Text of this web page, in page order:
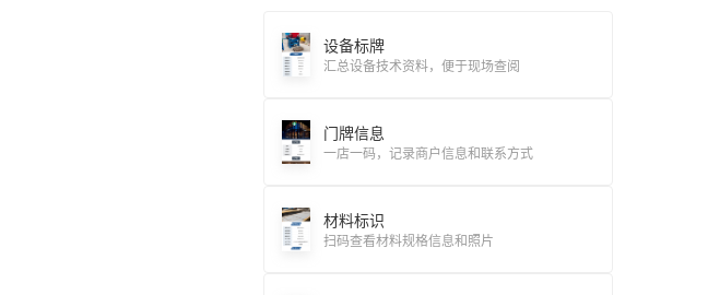
设备标牌
汇总设备技术资料，便于现场查阅
门牌信息
一店一码，记录商户信息和联系方式
材料标识
扫码查看材料规格信息和照片